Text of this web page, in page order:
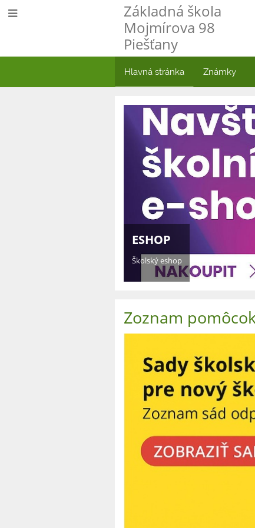
Základná škola
Mojmírova 98
Piešťany
Hlavná stránka Známky
Hlavná
stránka
Zoznam